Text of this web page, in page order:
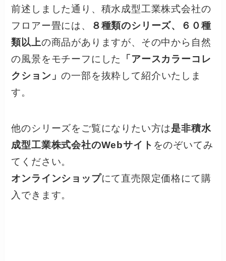
前述しました通り、積水成型工業株式会社の
フロアー畳には、
８種類のシリーズ、６０種
類以上の商品がありますが、その中から自然
の風景をモチーフにした
「アースカラーコレ
クション」の一部を抜粋して紹介いたしま
す。
他のシリーズをご覧になりたい方は是非積水
成型工業株式会社のWebサイト をのぞいてみ
てください。
オンラインショップにて直売限定価格にて購
入できます。